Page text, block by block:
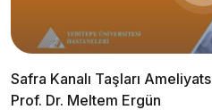
Safra Kanalı Taşları
Prof. Dr. Meltem Ergün